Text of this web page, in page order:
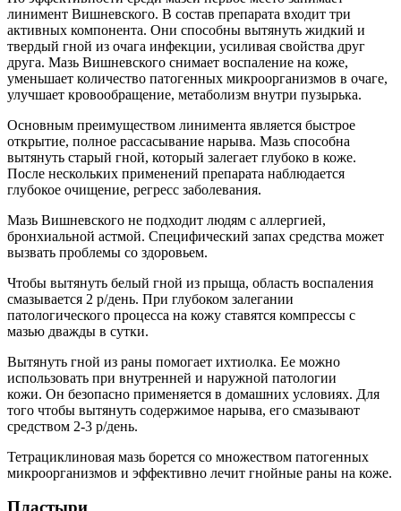
линимент Вишневского. В состав препарата входит три
активных компонента. Они способны вытянуть жидкий и
твердый гной из очага инфекции, усиливая свойства друг
друга. Мазь Вишневского снимает воспаление на коже,
уменьшает количество патогенных микроорганизмов в очаге,
улучшает кровообращение, метаболизм внутри пузырька.
Основным преимуществом линимента является быстрое
открытие, полное рассасывание нарыва. Мазь способна
вытянуть старый гной, который залегает глубоко в коже.
После нескольких применений препарата наблюдается
глубокое очищение, регресс заболевания.
Мазь Вишневского не подходит людям с аллергией,
бронхиальной астмой. Специфический запах средства может
вызвать проблемы со здоровьем.
Чтобы вытянуть белый гной из прыща, область воспаления
смазывается 2 р/день. При глубоком залегании
патологического процесса на кожу ставятся компрессы с
мазью дважды в сутки.
Вытянуть гной из раны помогает ихтиолка. Ее можно
использовать при внутренней и наружной патологии
кожи. Он безопасно применяется в домашних условиях. Для
того чтобы вытянуть содержимое нарыва, его смазывают
средством 2-3 р/день.
Тетрациклиновая мазь борется со множеством патогенных
микроорганизмов и эффективно лечит гнойные раны на коже.